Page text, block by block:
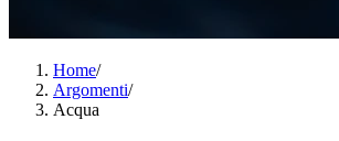
Home/
Argomenti/
Acqua